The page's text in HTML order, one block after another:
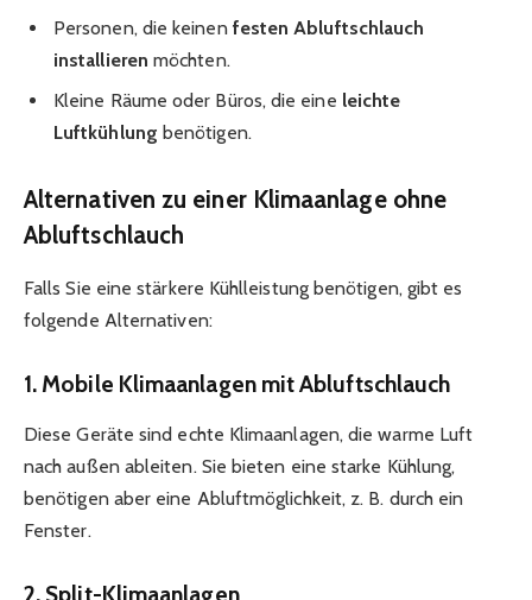
Personen, die keinen festen Abluftschlauch
installieren möchten.
Kleine Räume oder Büros, die eine leichte
Luftkühlung benötigen.
Alternativen zu einer Klimaanlage ohne
Abluftschlauch
Falls Sie eine stärkere Kühlleistung benötigen, gibt es
folgende Alternativen:
1. Mobile Klimaanlagen mit Abluftschlauch
Diese Geräte sind echte Klimaanlagen, die warme Luft
nach außen ableiten. Sie bieten eine starke Kühlung,
benötigen aber eine Abluftmöglichkeit, z. B. durch ein
Fenster.